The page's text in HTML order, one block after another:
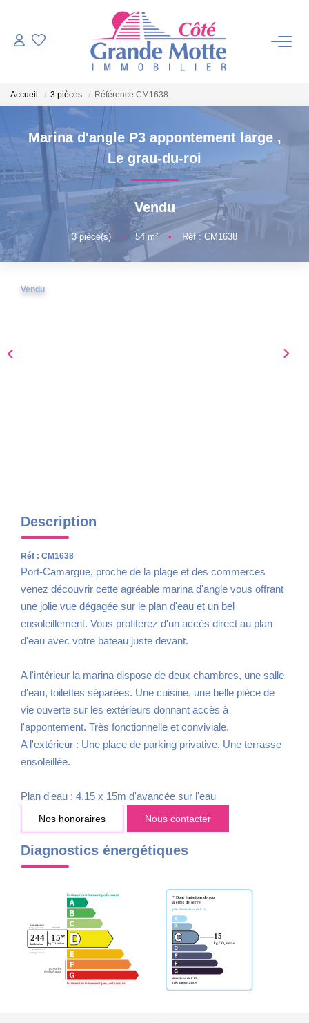
VENTES
PROGRAMMES NEUFS
ESTIMATION
VENDRE
NOTRE AGENCE
Accueil 3 pièces Référence CM1638
Marina d'angle P3 appontement large ,
Le grau-du-roi
Vendu
3pièce(s) • 54 m² • Réf : CM1638
Vendu
Description
Réf : CM1638
Port-Camargue, proche de la plage et des commerces
venez découvrir cette agréable marina d'angle vous offrant
une jolie vue dégagée sur le plan d'eau et un bel
ensoleillement. Vous profiterez d'un accès direct au plan
d'eau avec votre bateau juste devant.
A l'intérieur la marina dispose de deux chambres, une salle
d'eau, toilettes séparées. Une cuisine, une belle pièce de
vie ouverte sur les extérieurs donnant accès à
l'appontement. Très fonctionnelle et conviviale.
A l'extérieur : Une place de parking privative. Une terrasse
ensoleillée.
Plan d'eau : 4,15 x 15m d'avancée sur l'eau
Nos honoraires Nous contacter
Diagnostics énergétiques